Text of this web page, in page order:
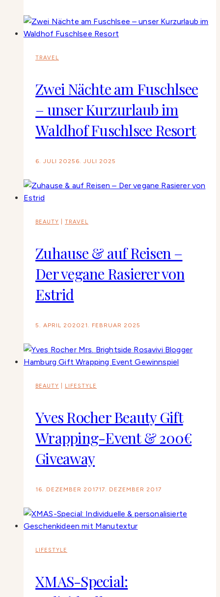
TRAVEL
Zwei Nächte am Fuschlsee
– unser Kurzurlaub im
Waldhof Fuschlsee Resort
6. JULI 2025 6. JULI 2025
BEAUTY TRAVEL
Zuhause & auf Reisen –
Der vegane Rasierer von
Estrid
5. APRIL 2020 21. FEBRUAR 2025
BEAUTY LIFESTYLE
Yves Rocher Beauty Gift
Wrapping-Event & 200€
Giveaway
16. DEZEMBER 201717. DEZEMBER 2017
LIFESTYLE
XMAS-Special: